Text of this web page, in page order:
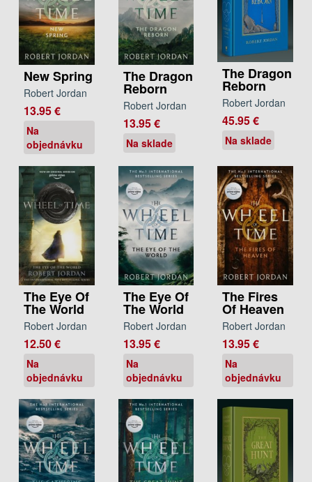
New Spring
Robert Jordan
13.95 €
Na
objednávku
The Dragon
Reborn
Robert Jordan
13.95 €
Na sklade
The Dragon
Reborn
Robert Jordan
45.95 €
Na sklade
The Eye Of
The World
Robert Jordan
12.50 €
Na
objednávku
The Eye Of
The World
Robert Jordan
13.95 €
Na
objednávku
The Fires
Of Heaven
Robert Jordan
13.95 €
Na
objednávku